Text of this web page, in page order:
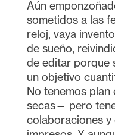
Aún
sometidos a las
reloj, vaya
de sueño,
de editar porque
un objetivo
No tenemos
secas— pero
colaboraciones y